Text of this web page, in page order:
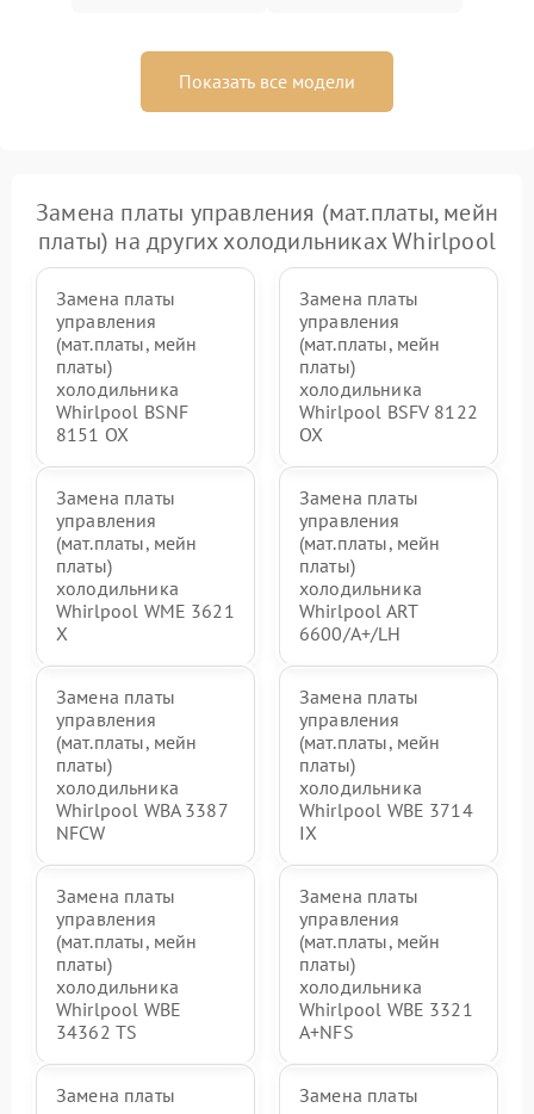
Показать все модели
Замена платы управления (мат.платы, мейн
платы) на других холодильниках Whirlpool
Замена платы
управления
(мат.платы, мейн
платы)
холодильника
Whirlpool BSNF
8151 OX
Замена платы
управления
(мат.платы, мейн
платы)
холодильника
Whirlpool BSFV 8122
OX
Замена платы
управления
(мат.платы, мейн
платы)
холодильника
Whirlpool WME 3621
X
Замена платы
управления
(мат.платы, мейн
платы)
холодильника
Whirlpool ART
6600/A+/LH
Замена платы
управления
(мат.платы, мейн
платы)
холодильника
Whirlpool WBA 3387
NFCW
Замена платы
управления
(мат.платы, мейн
платы)
холодильника
Whirlpool WBE 3714
IX
Замена платы
управления
(мат.платы, мейн
платы)
холодильника
Whirlpool WBE
34362 TS
Замена платы
управления
(мат.платы, мейн
платы)
холодильника
Whirlpool WBE 3321
A+NFS
Замена платы
Замена платы